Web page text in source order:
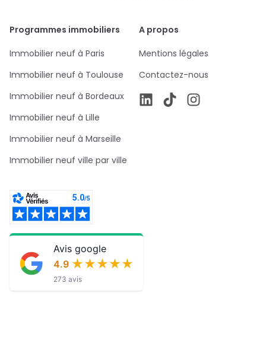
Programmes immobiliers
Immobilier neuf à Paris
Immobilier neuf à Toulouse
Immobilier neuf à Bordeaux
Immobilier neuf à Lille
Immobilier neuf à Marseille
Immobilier neuf ville par ville
A propos
Mentions légales
Contactez-nous
Avis google
4.9 ★★★★★
★★★★★
273 avis